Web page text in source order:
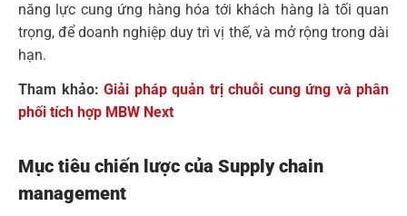
năng lực cung ứng hàng hóa tới khách hàng là tối quan
trọng, để doanh nghiệp duy trì vị thế, và mở rộng trong dài
hạn.
Tham khảo: Giải pháp quản trị chuỗi cung ứng và phân
phối tích hợp MBW Next
Mục tiêu chiến lược của Supply chain
management